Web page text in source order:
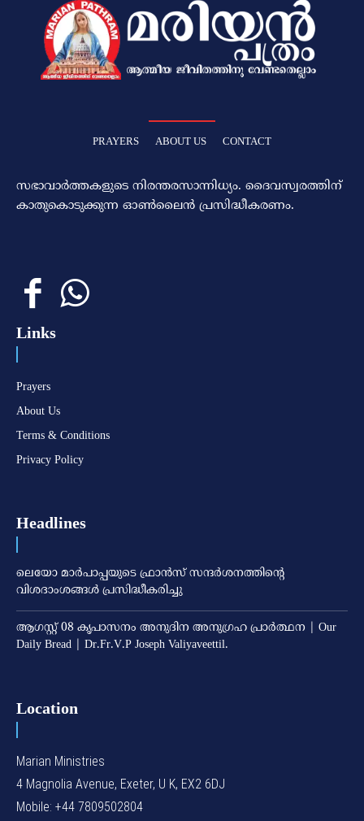
PRAYERS ABOUT US CONTACT
സഭാവാര്‍ത്തകളുടെ നിരന്തരസാന്നിധ്യം. ദൈവസ്വരത്തിന്‌
കാതുകൊടുക്കുന്ന ഓണ്‍ലൈന്‍ പ്രസിദ്ധീകരണം.
Links
Prayers
About Us
Terms & Conditions
Privacy Policy
Headlines
ലെയോ മാര്‍പാപ്പയുടെ ഫ്രാന്‍സ് സന്ദര്‍ശനത്തിന്റെ
വിശദാംശങ്ങള്‍ പ്രസിദ്ധീകരിച്ചു
ആഗസ്റ്റ് 08 കൃപാസനം അനുദിന അനുഗ്രഹ പ്രാർത്ഥന | Our
Daily Bread | Dr.Fr.V.P Joseph Valiyaveettil.
Location
Marian Ministries
4 Magnolia Avenue, Exeter, U K, EX2 6DJ
Mobile: +44 7809502804